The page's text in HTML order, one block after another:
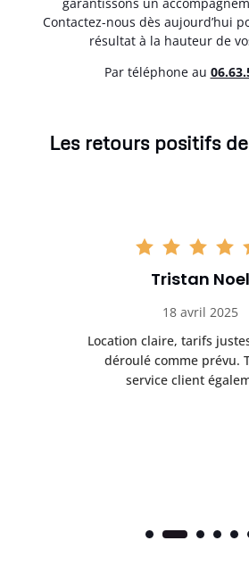
Contactez-nous dès aujourd’hui
résultat à la hauteur de
Par téléphone au
Les retours positifs
Tristan Noel
18 avril 2025
Location claire, tarifs
déroulé comme prévu.
service client